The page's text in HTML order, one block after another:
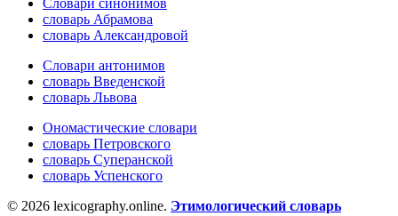
Словари синонимов
словарь Абрамова
словарь Александровой
Словари антонимов
словарь Введенской
словарь Львова
Ономастические словари
словарь Петровского
словарь Суперанской
словарь Успенского
© 2026 lexicography.online. Этимологический словарь